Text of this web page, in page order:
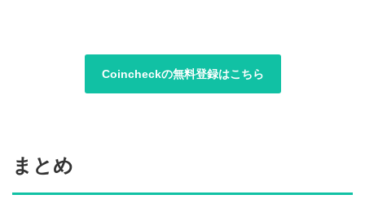
Coincheckの無料登録はこちら
まとめ